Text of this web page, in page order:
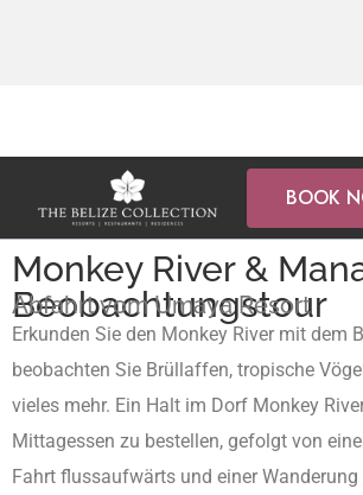
BOOK
Monkey River &
Beobachtungstour
Abfahrt vom Umaya Resort
Erkunden Sie den Monkey River mit dem
beobachten Sie Brüllaffen, tropische
vieles mehr. Ein Halt im Dorf Monkey
Mittagessen zu bestellen, gefolgt von
Fahrt flussaufwärts und einer